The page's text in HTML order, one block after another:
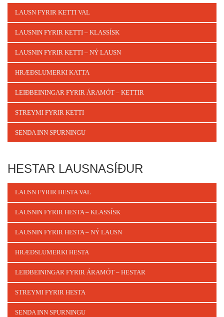
LAUSN FYRIR KETTI VAL
LAUSNIN FYRIR KETTI – KLASSÍSK
LAUSNIN FYRIR KETTI – NÝ LAUSN
HRÆÐSLUMERKI KATTA
LEIÐBEININGAR FYRIR ÁRAMÓT – KETTIR
STREYMI FYRIR KETTI
SENDA INN SPURNINGU
HESTAR LAUSNASÍÐUR
LAUSN FYRIR HESTA VAL
LAUSNIN FYRIR HESTA – KLASSÍSK
LAUSNIN FYRIR HESTA – NÝ LAUSN
HRÆÐSLUMERKI HESTA
LEIÐBEININGAR FYRIR ÁRAMÓT – HESTAR
STREYMI FYRIR HESTA
SENDA INN SPURNINGU